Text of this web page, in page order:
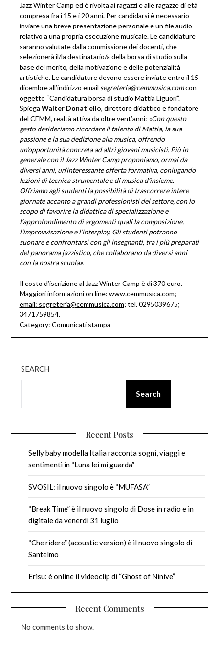
Jazz Winter Camp ed è rivolta ai ragazzi e alle ragazze di età
compresa fra i 15 e i 20 anni. Per candidarsi è necessario
inviare una breve presentazione personale e un file audio
relativo a una propria esecuzione musicale. Le candidature
saranno valutate dalla commissione dei docenti, che
selezionerà il/la destinatario/a della borsa di studio sulla
base del merito, della motivazione e delle potenzialità
artistiche. Le candidature devono essere inviate entro il 15
dicembre all’indirizzo email segreteria@cemmusica.com con
oggetto “Candidatura borsa di studio Mattia Liguori”.
Spiega Walter Donatiello, direttore didattico e fondatore
del CEMM, realtà attiva da oltre vent’anni: «Con questo
gesto desideriamo ricordare il talento di Mattia, la sua
passione e la sua dedizione alla musica, offrendo
un’opportunità concreta ad altri giovani musicisti. Più in
generale con il Jazz Winter Camp proponiamo, ormai da
diversi anni, un’interessante offerta formativa, coniugando
lezioni di tecnica strumentale e di musica d’insieme.
Offriamo agli studenti la possibilità di trascorrere intere
giornate accanto a grandi professionisti del settore, con lo
scopo di favorire la didattica di specializzazione e
l’approfondimento di argomenti quali la composizione,
l’improvvisazione e l’interplay. Gli studenti potranno
suonare e confrontarsi con gli insegnanti, tra i più preparati
del panorama jazzistico, che collaborano da diversi anni
con la nostra scuola».
Il costo d’iscrizione al Jazz Winter Camp è di 370 euro.
Maggiori informazioni on line: www.cemmusica.com;
email: segreteria@cemmusica.com; tel. 0295039675;
3471759854.
Category: Comunicati stampa
SEARCH
Search
Recent Posts
Selly baby modella Italia racconta sogni, viaggi e
sentimenti in “Luna lei mi guarda”
SVOSIL: il nuovo singolo è “MUFASA”
“Break Time” è il nuovo singolo di Dose in radio e in
digitale da venerdì 31 luglio
“Che ridere” (acoustic version) è il nuovo singolo di
Santelmo
Erisu: è online il videoclip di “Ghost of Ninive”
Recent Comments
No comments to show.